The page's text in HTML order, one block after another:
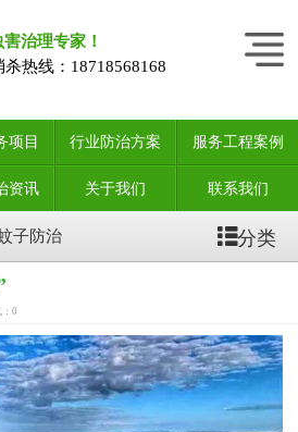
治理专家！
热线： 18718568168
项目 行业防治方案 服务工程案例
资讯 关于我们 联系我们
子防治 分类
0